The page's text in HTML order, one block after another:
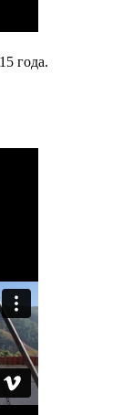
года.